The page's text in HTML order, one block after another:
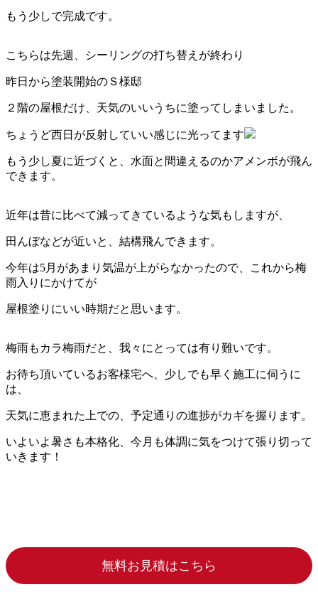
もう少しで完成です。
こちらは先週、シーリングの打ち替えが終わり
昨日から塗装開始のＳ様邸
２階の屋根だけ、天気のいいうちに塗ってしまいました。
ちょうど西日が反射していい感じに光ってます
もう少し夏に近づくと、水面と間違えるのかアメンボが飛ん
できます。
近年は昔に比べて減ってきているような気もしますが、
田んぼなどが近いと、結構飛んできます。
今年は5月があまり気温が上がらなかったので、これから梅
雨入りにかけてが
屋根塗りにいい時期だと思います。
梅雨もカラ梅雨だと、我々にとっては有り難いです。
お待ち頂いているお客様宅へ、少しでも早く施工に伺うに
は、
天気に恵まれた上での、予定通りの進捗がカギを握ります。
いよいよ暑さも本格化、今月も体調に気をつけて張り切って
いきます！
無料お見積はこちら